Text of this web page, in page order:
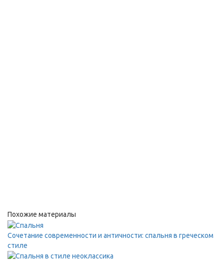
Похожие материалы
Сочетание современности и античности: спальня в греческом
стиле